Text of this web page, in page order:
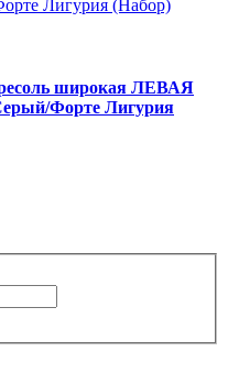
широкая ЛЕВАЯ
Форте Лигурия